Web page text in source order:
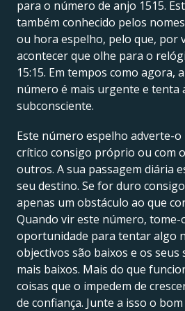
para o número de anjo 1515.
também conhecido pelos
ou hora espelho, pelo que, por
acontecer que olhe para o
15:15. Em tempos como agora,
número é mais urgente e tenta
subconsciente.
Este número espelho adverte-o
crítico consigo próprio ou com o
outros. A sua passagem diária
seu destino. Se for duro
apenas um obstáculo ao que
Quando vir este número, tome-o
oportunidade para tentar algo
objectivos são baixos e os seus
mais baixos. Mais do que
coisas que o impedem de
de confiança. Junte a isso o